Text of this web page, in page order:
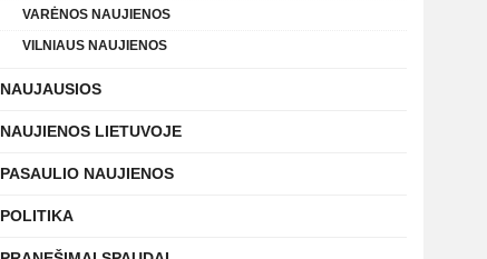
VARĖNOS NAUJIENOS
VILNIAUS NAUJIENOS
NAUJAUSIOS
NAUJIENOS LIETUVOJE
PASAULIO NAUJIENOS
POLITIKA